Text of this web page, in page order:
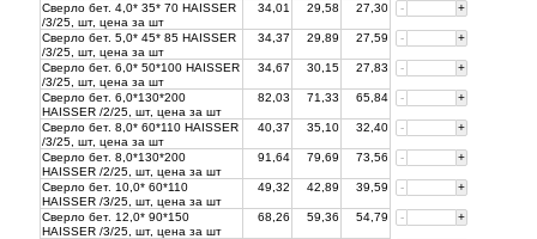
Сверло бет. 4,0* 35* 70 HAISSER
/3/25, шт, цена за шт
34,01 29,58 27,30 - +
Сверло бет. 5,0* 45* 85 HAISSER
/3/25, шт, цена за шт
34,37 29,89 27,59 - +
Сверло бет. 6,0* 50*100 HAISSER
/3/25, шт, цена за шт
34,67 30,15 27,83 - +
Сверло бет. 6,0*130*200
HAISSER /2/25, шт, цена за шт
82,03 71,33 65,84 - +
Сверло бет. 8,0* 60*110 HAISSER
/3/25, шт, цена за шт
40,37 35,10 32,40 - +
Сверло бет. 8,0*130*200
HAISSER /2/25, шт, цена за шт
91,64 79,69 73,56 - +
Сверло бет. 10,0* 60*110
HAISSER /3/25, шт, цена за шт
49,32 42,89 39,59 - +
Сверло бет. 12,0* 90*150
HAISSER /3/25, шт, цена за шт
68,26 59,36 54,79 - +